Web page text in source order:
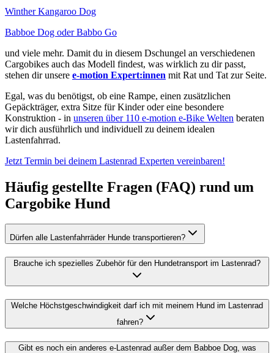
Winther Kangaroo Dog
Babboe Dog oder Babbo Go
und viele mehr. Damit du in diesem Dschungel an verschiedenen
Cargobikes auch das Modell findest, was wirklich zu dir passt,
stehen dir unsere e-motion Expert:innen mit Rat und Tat zur Seite.
Egal, was du benötigst, ob eine Rampe, einen zusätzlichen
Gepäckträger, extra Sitze für Kinder oder eine besondere
Konstruktion - in unseren über 110 e-motion e-Bike Welten beraten
wir dich ausführlich und individuell zu deinem idealen
Lastenfahrrad.
Jetzt Termin bei deinem Lastenrad Experten vereinbaren!
Häufig gestellte Fragen (FAQ) rund um
Cargobike Hund
Dürfen alle Lastenfahrräder Hunde transportieren?
Brauche ich spezielles Zubehör für den Hundetransport im Lastenrad?
Welche Höchstgeschwindigkeit darf ich mit meinem Hund im Lastenrad
fahren?
Gibt es noch ein anderes e-Lastenrad außer dem Babboe Dog, was